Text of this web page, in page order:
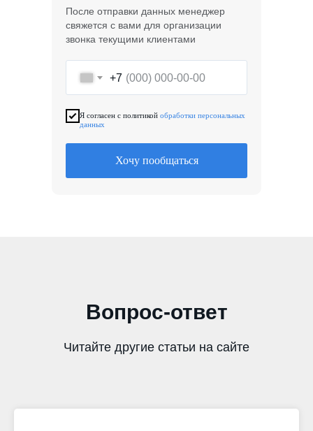
+7
Я согласен с политикой обработки персональных
данных
Хочу пообщаться
После отправки данных менеджер
свяжется с вами для организации
звонка текущими клиентами
Вопрос-ответ
Читайте другие статьи на сайте